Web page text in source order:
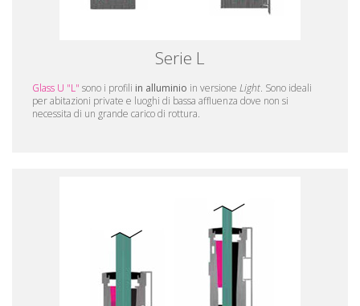
Serie L
Glass U "L" sono i profili in alluminio in versione Light. Sono ideali
per abitazioni private e luoghi di bassa affluenza dove non si
necessita di un grande carico di rottura.